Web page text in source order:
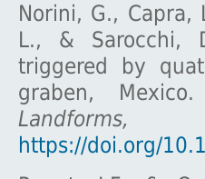
Norini, G., Capra,
L., & Sarocchi,
triggered by
graben, Mexico.
https://doi.org/